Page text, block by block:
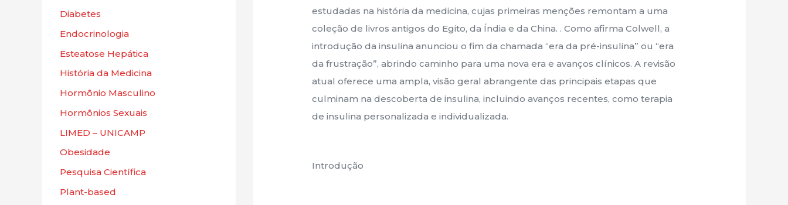
Diabetes
Endocrinologia
Esteatose Hepática
História da Medicina
Hormônio Masculino
Hormônios Sexuais
LIMED – UNICAMP
Obesidade
Pesquisa Científica
Plant-based
estudadas na história da medicina, cujas primeiras menções remontam a uma
coleção de livros antigos do Egito, da Índia e da China. . Como afirma Colwell, a
introdução da insulina anunciou o fim da chamada “era da pré-insulina” ou “era
da frustração”, abrindo caminho para uma nova era e avanços clínicos. A revisão
atual oferece uma ampla, visão geral abrangente das principais etapas que
culminam na descoberta de insulina, incluindo avanços recentes, como terapia
de insulina personalizada e individualizada.
Introdução